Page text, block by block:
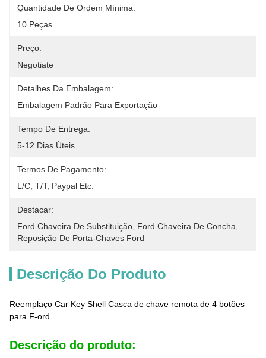
Quantidade De Ordem Mínima:
10 Peças
Preço:
Negotiate
Detalhes Da Embalagem:
Embalagem Padrão Para Exportação
Tempo De Entrega:
5-12 Dias Úteis
Termos De Pagamento:
L/C, T/T, Paypal Etc.
Destacar:
Ford Chaveira De Substituição Ford Chaveira De Concha
Reposição De Porta-Chaves Ford
Descrição Do Produto
Reemplaço Car Key Shell Casca de chave remota de 4 botões
para F-ord
Descrição do produto: